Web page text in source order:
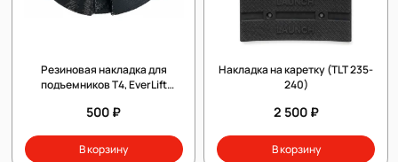
Резиновая накладка для
подъемников T4, EverLift
500 ₽
В корзину
Накладка на каретку (TLT 235-
240)
2 500 ₽
В корзину